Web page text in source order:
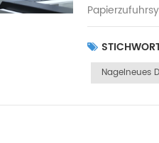
sehr schnell.
Nagelneues